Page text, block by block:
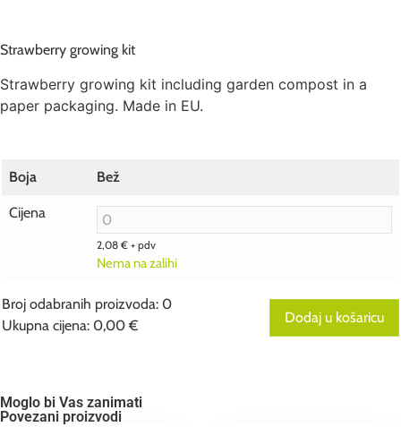
Strawberry growing kit
Strawberry growing kit including garden compost in a
paper packaging. Made in EU.
Boja Bež
Cijena
2,08 € + pdv
Nema na zalihi
Broj odabranih proizvoda: 0
Ukupna cijena: 0,00 €
Your
total
Dodaj u košaricu
Moglo bi Vas zanimati
Povezani proizvodi